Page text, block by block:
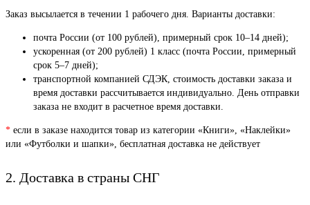
Заказ высылается в течении 1 рабочего дня. Варианты доставки:
почта России (от 100 рублей), примерный срок 10–14 дней);
ускоренная (от 200 рублей) 1 класс (почта России, примерный
срок 5–7 дней);
транспортной компанией СДЭК, стоимость доставки заказа и
время доставки рассчитывается индивидуально. День отправки
заказа не входит в расчетное время доставки.
* если в заказе находится товар из категории «Книги», «Наклейки»
или «Футболки и шапки», бесплатная доставка не действует
2. Доставка в страны СНГ